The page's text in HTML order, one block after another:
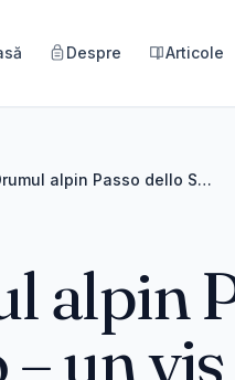
Despre Articole
Drumul alpin Passo dello Stelvio – un vis implinit
alpin
– un